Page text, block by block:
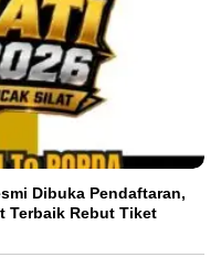
Dibuka Pendaftaran,
Terbaik Rebut Tiket